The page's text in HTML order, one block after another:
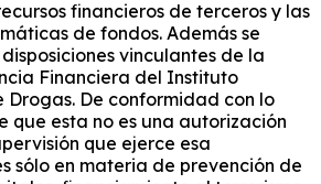
financieros de terceros y las
de fondos. Además se
vinculantes de la
Financiera del Instituto
Drogas. De conformidad con lo
que esta no es una autorización
que ejerce esa
sólo en materia de prevención de